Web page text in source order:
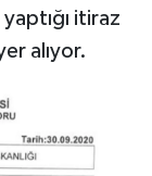
itiraz
alıyor.